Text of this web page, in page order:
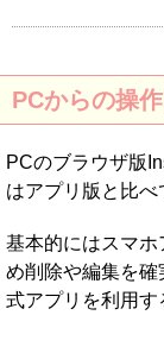
PCからの操
PCのブラウザ版
はアプリ版と比べ
基本的にはスマホ
め削除や編集を
式アプリを利用す